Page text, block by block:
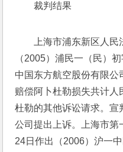
裁判结果
上海市浦东新区人
（2005）浦民一（民）
中国东方航空股份有限公
赔偿阿卜杜勒损失共计人
杜勒的其他诉讼请求。宣
公司提出上诉。上海市第
24日作出（2006）沪一